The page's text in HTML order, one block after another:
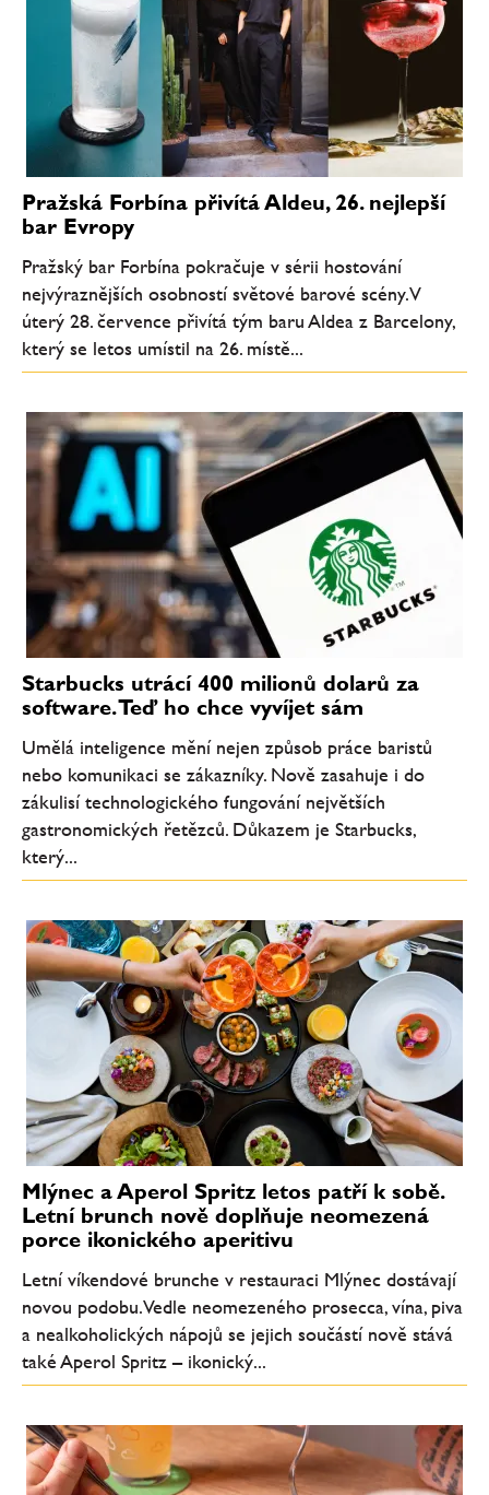
Pražská Forbína přivítá Aldeu, 26. nejlepší
bar Evropy
Pražský bar Forbína pokračuje v sérii hostování
nejvýraznějších osobností světové barové scény. V
úterý 28. července přivítá tým baru Aldea z Barcelony,
který se letos umístil na 26. místě...
Starbucks utrácí 400 milionů dolarů za
software. Teď ho chce vyvíjet sám
Umělá inteligence mění nejen způsob práce baristů
nebo komunikaci se zákazníky. Nově zasahuje i do
zákulisí technologického fungování největších
gastronomických řetězců. Důkazem je Starbucks,
který...
Mlýnec a Aperol Spritz letos patří k sobě.
Letní brunch nově doplňuje neomezená
porce ikonického aperitivu
Letní víkendové brunche v restauraci Mlýnec dostávají
novou podobu. Vedle neomezeného prosecca, vína, piva
a nealkoholických nápojů se jejich součástí nově stává
také Aperol Spritz – ikonický...